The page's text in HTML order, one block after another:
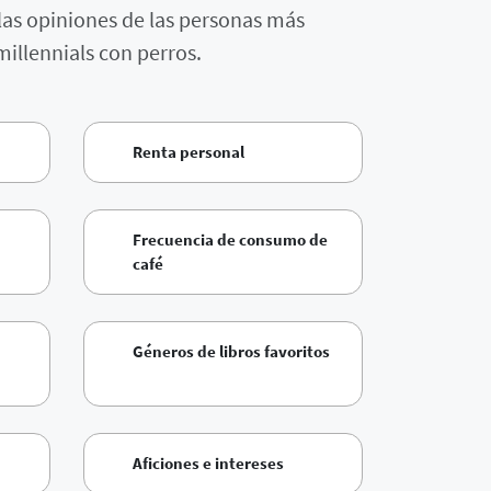
opiniones de las personas más
con perros.
Renta personal
Frecuencia de consumo de
café
Géneros de libros favoritos
Aficiones e intereses